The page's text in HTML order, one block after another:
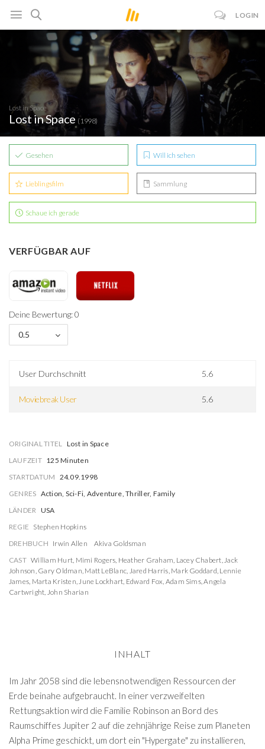
LOGIN
Lost in Space
Lost in Space (1998)
Gesehen Will ich sehen
Lieblingsfilm Sammlung
Schaue ich gerade
VERFÜGBAR AUF
Deine Bewertung: 0
0.5
User Durchschnitt 5.6
Moviebreak User 5.6
ORIGINAL TITEL Lost in Space
LAUFZEIT 125 Minuten
STARTDATUM 24.09.1998
GENRES Action, Sci-Fi, Adventure, Thriller, Family
LÄNDER USA
REGIE Stephen Hopkins
DREHBUCH Irwin Allen
Akiva Goldsman
CAST William Hurt, Mimi Rogers, Heather Graham, Lacey Chabert,Jack
Johnson, Gary Oldman, Matt LeBlanc, Jared Harris, Mark Goddard, Lennie
James, Marta Kristen,June Lockhart, Edward Fox, Adam Sims,Angela
Cartwright, John Sharian
INHALT
Im Jahr 2058 sind die lebensnotwendigen Ressourcen der
Erde beinahe aufgebraucht. In einer verzweifelten
Rettungsaktion wird die Familie Robinson an Bord des
Raumschiffes Jupiter 2 auf die zehnjährige Reise zum Planeten
Alpha Prime geschickt, um dort ein "Hypergate" zu installieren,